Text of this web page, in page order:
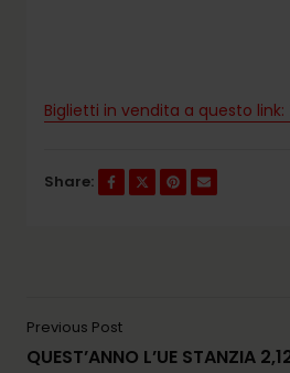
Biglietti in vendita a questo
Share:
Previous Post
QUEST’ANNO L’UE STANZIA